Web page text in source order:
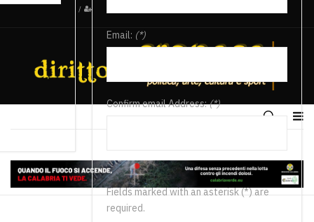
/
Email: (*)
Confirm email Address:(*)
Fields marked with an asterisk (*) are
required.